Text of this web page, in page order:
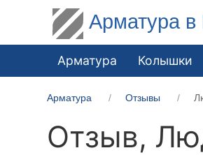
Арматура
Арматура Колышки
Арматура Отзывы
Отзыв,